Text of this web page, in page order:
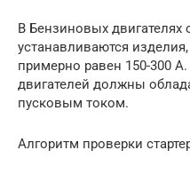
В Бензиновых двигателях
устанавливаются
примерно равен 150-300
двигателей должны
пусковым током.
Алгоритм проверки